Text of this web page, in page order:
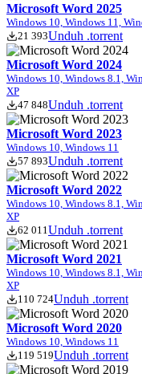
Microsoft Word 2025
Windows 10, Windows 11,
21 393Unduh .torrent
Microsoft Word 2024
Windows 10, Windows 8.1,
XP
47 848Unduh .torrent
Microsoft Word 2023
Windows 10, Windows 11
57 893Unduh .torrent
Microsoft Word 2022
Windows 10, Windows 8.1,
XP
62 011 Unduh .torrent
Microsoft Word 2021
Windows 10, Windows 8.1,
XP
110 724Unduh .torrent
Microsoft Word 2020
Windows 10, Windows 11
119 519Unduh .torrent